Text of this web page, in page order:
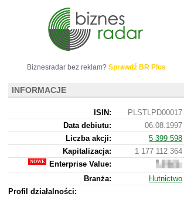
Biznesradar bez reklam? Sprawdź BR Plus
INFORMACJE
ISIN:
PLSTLPD00017
Data debiutu:
06.08.1997
Liczba akcji:
5 399 598
Kapitalizacja:
1 177 112 364
Enterprise Value:
437
364
Branża:
Hutnictwo
Profil działalności: